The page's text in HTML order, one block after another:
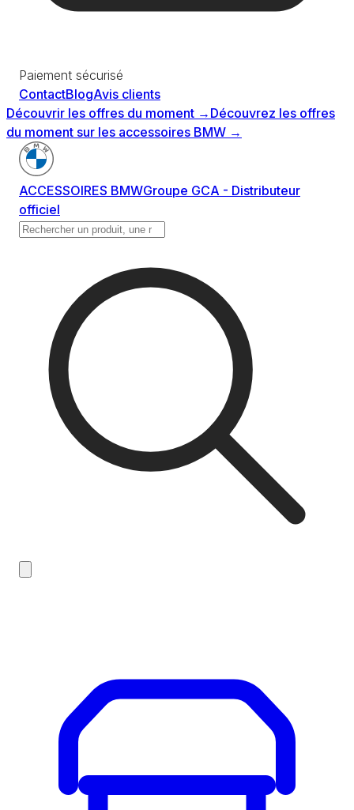
Paiement sécurisé
ContactBlogAvis clients
Découvrir les offres du moment → Découvrez les offres
du moment sur les accessoires BMW →
ACCESSOIRES BMWGroupe GCA - Distributeur
officiel